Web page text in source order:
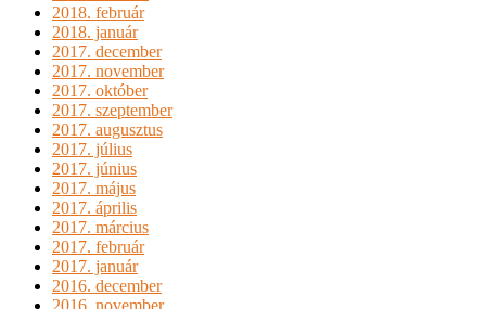
2018. február
2018. január
2017. december
2017. november
2017. október
2017. szeptember
2017. augusztus
2017. július
2017. június
2017. május
2017. április
2017. március
2017. február
2017. január
2016. december
2016. november